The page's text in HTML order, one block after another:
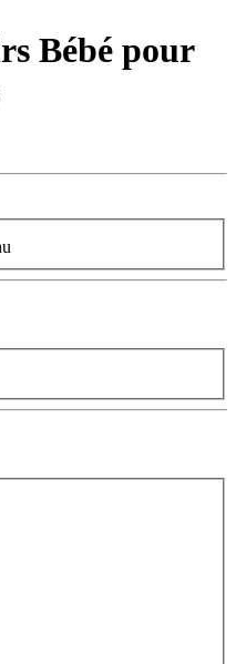
Bébé pour